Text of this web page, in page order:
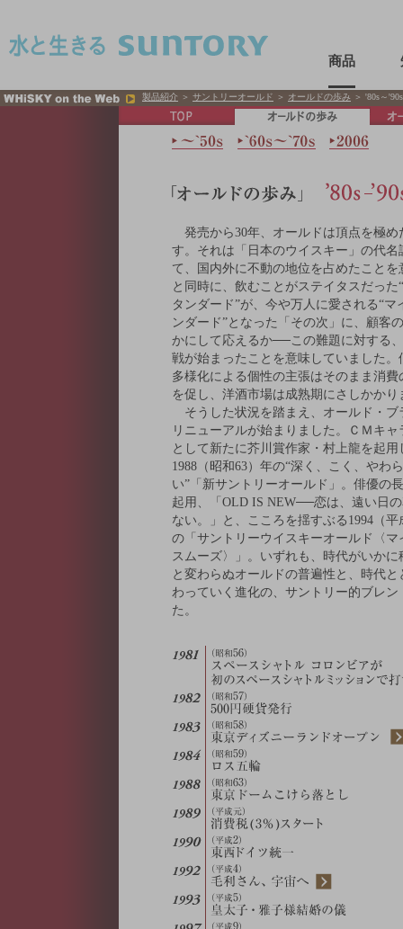
商品
製品紹介 ＞ サントリーオールド ＞ オールドの歩み ＞ '80s～'90s
発売から30年、オールドは頂点を極め
す。それは「日本のウイスキー」の代名
て、国内外に不動の地位を占めたことを
と同時に、飲むことがステイタスだった
タンダード”が、今や万人に愛される“マ
ンダード”となった「その次」に、顧客
かにして応えるか──この難題に対する
戦が始まったことを意味していました。
多様化による個性の主張はそのまま消費
を促し、洋酒市場は成熟期にさしかかり
そうした状況を踏まえ、オールド・ブ
リニューアルが始まりました。ＣＭキャ
として新たに芥川賞作家・村上龍を起用
1988（昭和63）年の“深く、こく、やわ
い”「新サントリーオールド」。俳優の
起用、「OLD IS NEW──恋は、遠い日
ない。」と、こころを揺すぶる1994（平
の「サントリーウイスキーオールド〈マ
スムーズ〉」。いずれも、時代がいかに
と変わらぬオールドの普遍性と、時代と
わっていく進化の、サントリー的ブレン
た。